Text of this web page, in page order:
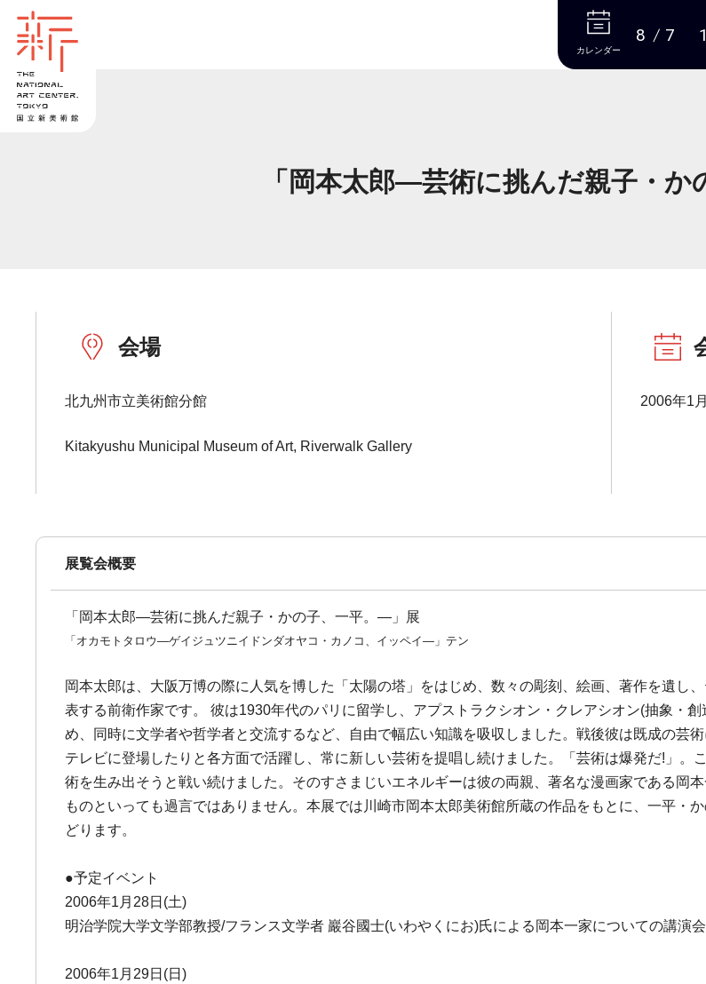
本文へ
カレンダー
8 7
「岡本太郎―芸術に挑んだ親子・
会場
北九州市立美術館分館
Kitakyushu Municipal Museum of Art, Riverwalk Gallery
2006年1
展覧会概要
「岡本太郎―芸術に挑んだ親子・かの子、一平。―」展
「オカモトタロウ―ゲイジュツニイドンダオヤコ・カノコ、イッペイ―」テン
岡本太郎は、大阪万博の際に人気を博した「太陽の塔」をはじめ、数々の彫刻、絵画、著作を遺し
表する前衛作家です。 彼は1930年代のパリに留学し、アプストラクシオン・クレアシオン(抽象・
め、同時に文学者や哲学者と交流するなど、自由で幅広い知識を吸収しました。戦後彼は既成の芸
テレビに登場したりと各方面で活躍し、常に新しい芸術を提唱し続けました。「芸術は爆発だ!」
術を生み出そうと戦い続けました。そのすさまじいエネルギーは彼の両親、著名な漫画家である岡
ものといっても過言ではありません。本展では川崎市岡本太郎美術館所蔵の作品をもとに、一平・
どります。
●予定イベント
2006年1月28日(土)
明治学院大学文学部教授/フランス文学者 巖谷國士(いわやくにお)氏による岡本一家についての講演会
2006年1月29日(日)